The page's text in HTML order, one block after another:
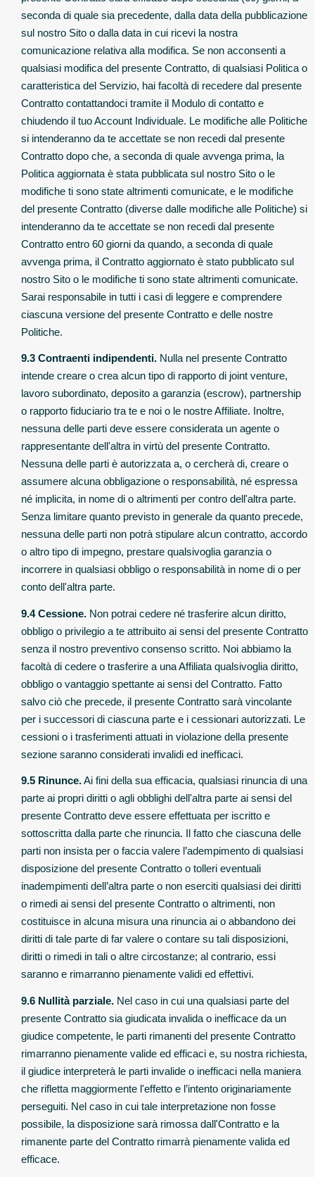
seconda di quale sia precedente, dalla data della pubblicazione
sul nostro Sito o dalla data in cui ricevi la nostra
comunicazione relativa alla modifica. Se non acconsenti a
qualsiasi modifica del presente Contratto, di qualsiasi Politica o
caratteristica del Servizio, hai facoltà di recedere dal presente
Contratto contattandoci tramite il Modulo di contatto e
chiudendo il tuo Account Individuale. Le modifiche alle Politiche
si intenderanno da te accettate se non recedi dal presente
Contratto dopo che, a seconda di quale avvenga prima, la
Politica aggiornata è stata pubblicata sul nostro Sito o le
modifiche ti sono state altrimenti comunicate, e le modifiche
del presente Contratto (diverse dalle modifiche alle Politiche) si
intenderanno da te accettate se non recedi dal presente
Contratto entro 60 giorni da quando, a seconda di quale
avvenga prima, il Contratto aggiornato è stato pubblicato sul
nostro Sito o le modifiche ti sono state altrimenti comunicate.
Sarai responsabile in tutti i casi di leggere e comprendere
ciascuna versione del presente Contratto e delle nostre
Politiche.
9.3 Contraenti indipendenti. Nulla nel presente Contratto
intende creare o crea alcun tipo di rapporto di joint venture,
lavoro subordinato, deposito a garanzia (escrow), partnership
o rapporto fiduciario tra te e noi o le nostre Affiliate. Inoltre,
nessuna delle parti deve essere considerata un agente o
rappresentante dell'altra in virtù del presente Contratto.
Nessuna delle parti è autorizzata a, o cercherà di, creare o
assumere alcuna obbligazione o responsabilità, né espressa
né implicita, in nome di o altrimenti per contro dell'altra parte.
Senza limitare quanto previsto in generale da quanto precede,
nessuna delle parti non potrà stipulare alcun contratto, accordo
o altro tipo di impegno, prestare qualsivoglia garanzia o
incorrere in qualsiasi obbligo o responsabilità in nome di o per
conto dell'altra parte.
9.4 Cessione. Non potrai cedere né trasferire alcun diritto,
obbligo o privilegio a te attribuito ai sensi del presente Contratto
senza il nostro preventivo consenso scritto. Noi abbiamo la
facoltà di cedere o trasferire a una Affiliata qualsivoglia diritto,
obbligo o vantaggio spettante ai sensi del Contratto. Fatto
salvo ciò che precede, il presente Contratto sarà vincolante
per i successori di ciascuna parte e i cessionari autorizzati. Le
cessioni o i trasferimenti attuati in violazione della presente
sezione saranno considerati invalidi ed inefficaci.
9.5 Rinunce.Ai fini della sua efficacia, qualsiasi rinuncia di una
parte ai propri diritti o agli obblighi dell'altra parte ai sensi del
presente Contratto deve essere effettuata per iscritto e
sottoscritta dalla parte che rinuncia. Il fatto che ciascuna delle
parti non insista per o faccia valere l’adempimento di qualsiasi
disposizione del presente Contratto o tolleri eventuali
inadempimenti dell’altra parte o non eserciti qualsiasi dei diritti
o rimedi ai sensi del presente Contratto o altrimenti, non
costituisce in alcuna misura una rinuncia ai o abbandono dei
diritti di tale parte di far valere o contare su tali disposizioni,
diritti o rimedi in tali o altre circostanze; al contrario, essi
saranno e rimarranno pienamente validi ed effettivi.
9.6 Nullità parziale. Nel caso in cui una qualsiasi parte del
presente Contratto sia giudicata invalida o inefficace da un
giudice competente, le parti rimanenti del presente Contratto
rimarranno pienamente valide ed efficaci e, su nostra richiesta,
il giudice interpreterà le parti invalide o inefficaci nella maniera
che rifletta maggiormente l'effetto e l’intento originariamente
perseguiti. Nel caso in cui tale interpretazione non fosse
possibile, la disposizione sarà rimossa dall'Contratto e la
rimanente parte del Contratto rimarrà pienamente valida ed
efficace.